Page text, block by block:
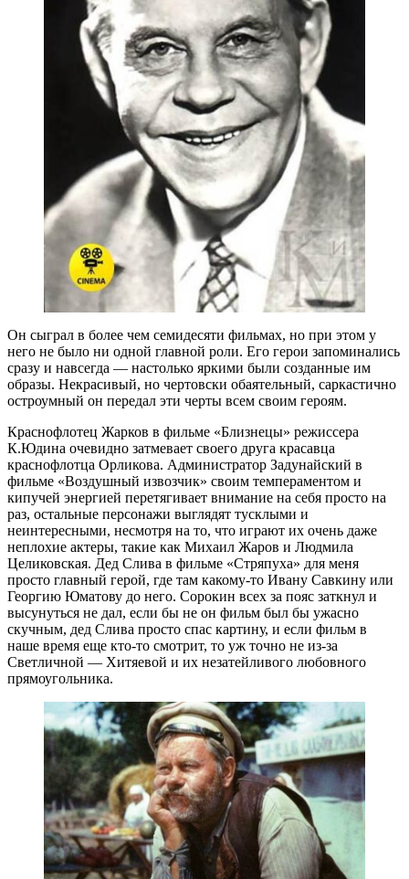
Он сыграл в более чем семидесяти фильмах, но при этом у
него не было ни одной главной роли. Его герои запоминались
сразу и навсегда — настолько яркими были созданные им
образы. Некрасивый, но чертовски обаятельный, саркастично
остроумный он передал эти черты всем своим героям.
Краснофлотец Жарков в фильме «Близнецы» режиссера
К.Юдина очевидно затмевает своего друга красавца
краснофлотца Орликова. Администратор Задунайский в
фильме «Воздушный извозчик» своим темпераментом и
кипучей энергией перетягивает внимание на себя просто на
раз, остальные персонажи выглядят тусклыми и
неинтересными, несмотря на то, что играют их очень даже
неплохие актеры, такие как Михаил Жаров и Людмила
Целиковская. Дед Слива в фильме «Стряпуха» для меня
просто главный герой, где там какому-то Ивану Савкину или
Георгию Юматову до него. Сорокин всех за пояс заткнул и
высунуться не дал, если бы не он фильм был бы ужасно
скучным, дед Слива просто спас картину, и если фильм в
наше время еще кто-то смотрит, то уж точно не из-за
Светличной — Хитяевой и их незатейливого любовного
прямоугольника.